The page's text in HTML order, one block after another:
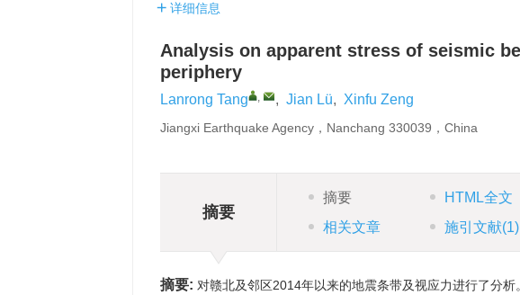
详细信息
Analysis on apparent stress of seismic
periphery
Lanrong Tang , , Jian Lü, Xinfu Zeng
Jiangxi Earthquake Agency，Nanchang 330039，China
摘要
摘要 HTML全文
相关文章
施引文献(1)
摘要: 对赣北及邻区2014年以来的地震条带及视应力进行了分